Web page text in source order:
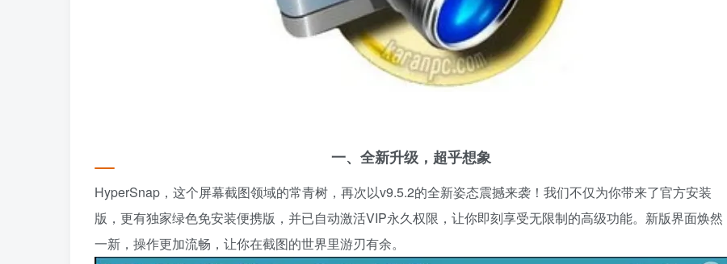
一、全新升级，超乎想象
HyperSnap，这个屏幕截图领域的常青树，再次以v9.5.2的全新姿态震撼来袭！我们不仅为你带来了官方安装
版，更有独家绿色免安装便携版，并已自动激活VIP永久权限，让你即刻享受无限制的高级功能。新版界面焕然
一新，操作更加流畅，让你在截图的世界里游刃有余。